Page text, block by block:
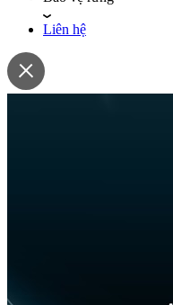
Liên hệ